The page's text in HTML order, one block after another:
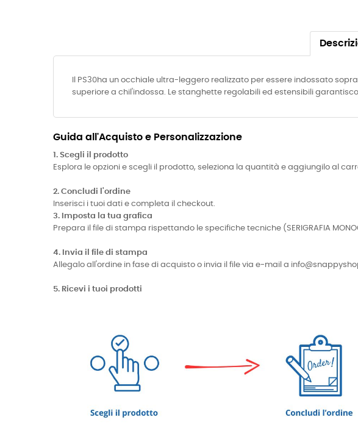
Il PS30ha un occhiale ultra-leggero realizzato per essere indossato
superiore a chil'indossa. Le stanghette regolabili ed estensibili
Guida all'Acquisto e Personalizzazione
1. Scegli il prodotto
Esplora le opzioni e scegli il prodotto, seleziona la quantità e aggiungilo al
2. Concludi l'ordine
Inserisci i tuoi dati e completa il checkout.
3. Imposta la tua grafica
Prepara il file di stampa rispettando le specifiche tecniche (SERIGRAFIA
4. Invia il file di stampa
Allegalo all'ordine in fase di acquisto o invia il file via e-mail a
5. Ricevi i tuoi prodotti